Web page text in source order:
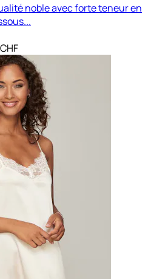
noble avec forte teneur en